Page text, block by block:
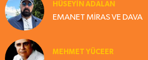
HÜSEYIN ADALAN
EMANET MİRAS VE DAVA
MEHMET YÜCEER